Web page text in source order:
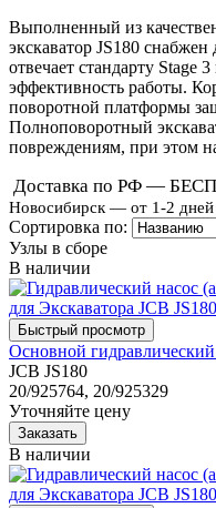
Выполненный из
экскаватор JS180
отвечает стандарту Stage
эффективность работы.
поворотной платформы
Полноповоротный
повреждениям, при этом
Доставка по РФ —
Новосибирск — от 1-2 дней
Сортировка по:
Узлы в сборе
В наличии
Основной
JCB JS180
20/925764, 20/925329
Уточняйте цену
В наличии